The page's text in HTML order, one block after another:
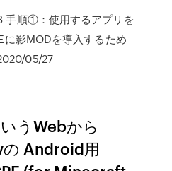
手順①：使用するアプリを
に影MODを導入するため
05/27
うWebから
Android用